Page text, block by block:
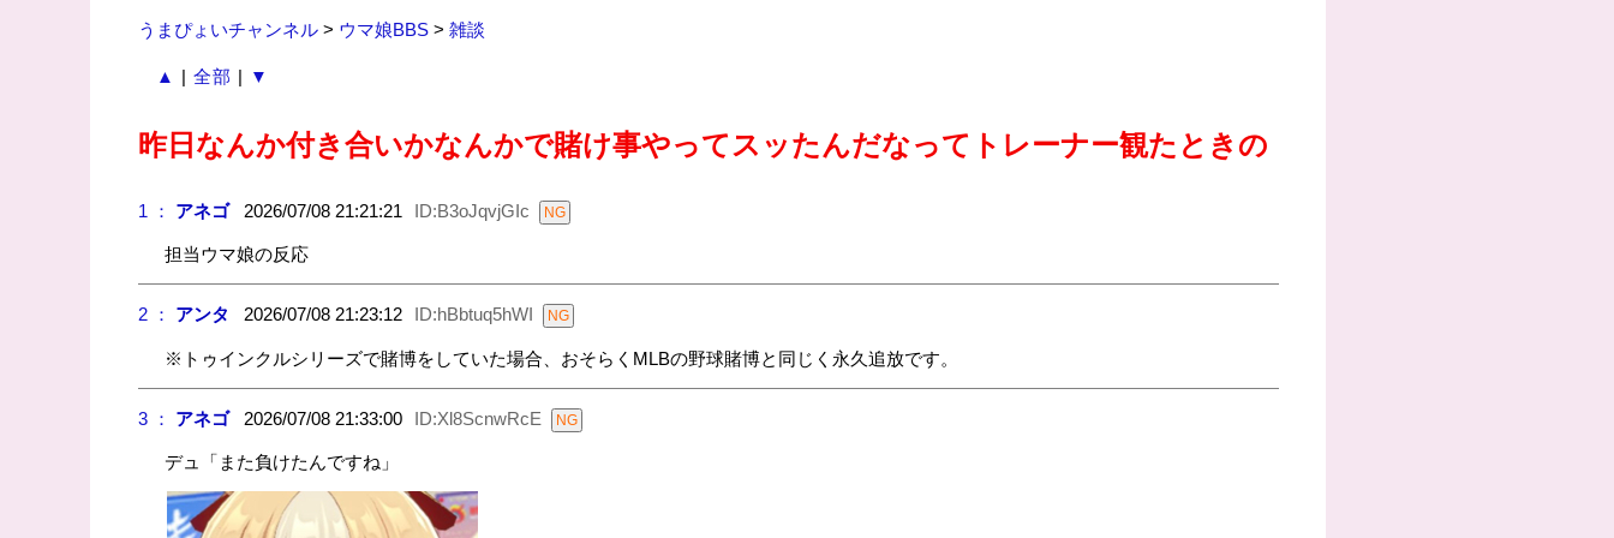
うまぴょいチャンネル> ウマ娘BBS> 雑談
▲ | 全部 | ▼
昨日なんか付き合いかなんかで賭け事やってスッたんだなってトレーナー観たときの
1 ： アネゴ2026/07/08 21:21:21 ID:B3oJqvjGIc
担当ウマ娘の反応
2 ： アンタ 2026/07/08 21:23:12 ID:hBbtuq5hWI
※トゥインクルシリーズで賭博をしていた場合、おそらくMLBの野球賭博と同じく永久追放です。
3 ： アネゴ2026/07/08 21:33:00 ID:Xl8ScnwRcE
デュ「また負けたんですね」